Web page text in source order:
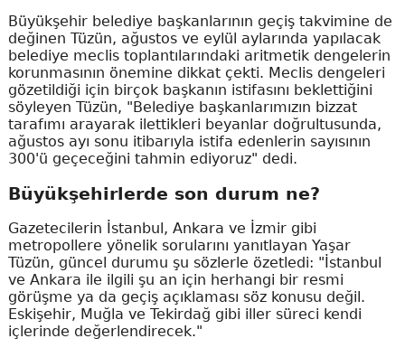
Büyükşehir belediye başkanlarının geçiş takvimine de
değinen Tüzün, ağustos ve eylül aylarında yapılacak
belediye meclis toplantılarındaki aritmetik dengelerin
korunmasının önemine dikkat çekti. Meclis dengeleri
gözetildiği için birçok başkanın istifasını beklettiğini
söyleyen Tüzün, "Belediye başkanlarımızın bizzat
tarafımı arayarak ilettikleri beyanlar doğrultusunda,
ağustos ayı sonu itibarıyla istifa edenlerin sayısının
300'ü geçeceğini tahmin ediyoruz" dedi.
Büyükşehirlerde son durum ne?
Gazetecilerin İstanbul, Ankara ve İzmir gibi
metropollere yönelik sorularını yanıtlayan Yaşar
Tüzün, güncel durumu şu sözlerle özetledi: "İstanbul
ve Ankara ile ilgili şu an için herhangi bir resmi
görüşme ya da geçiş açıklaması söz konusu değil.
Eskişehir, Muğla ve Tekirdağ gibi iller süreci kendi
içlerinde değerlendirecek."